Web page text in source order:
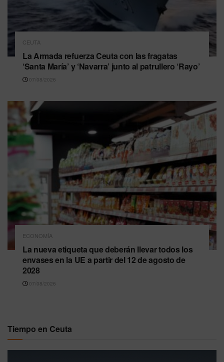
CEUTA
La Armada refuerza Ceuta con las fragatas
‘Santa María’ y ‘Navarra’ junto al patrullero ‘Rayo’
07/08/2026
ECONOMÍA
La nueva etiqueta que deberán llevar todos los
envases en la UE a partir del 12 de agosto de
2028
07/08/2026
Tiempo en Ceuta